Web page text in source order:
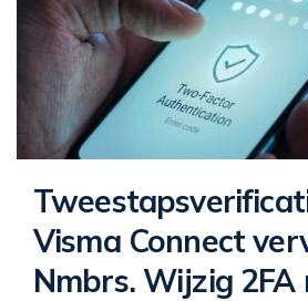
Visma Connect
Nmbrs. Wijzig 2FA